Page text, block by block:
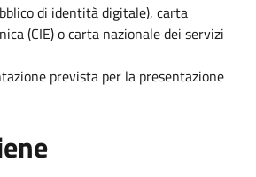
di identità digitale), carta
(CIE) o carta nazionale dei servizi
prevista per la presentazione